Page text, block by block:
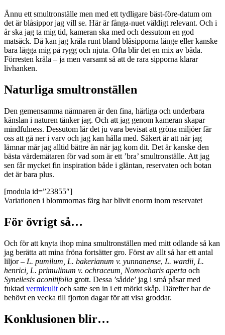
Ännu ett smultronställe men med ett tydligare bäst-före-datum om
det är blåsippor jag vill se. Här är fånga-nuet väldigt relevant. Och i
år ska jag ta mig tid, kameran ska med och dessutom en god
matsäck. Då kan jag kräla runt bland blåsipporna länge eller kanske
bara lägga mig på rygg och njuta. Ofta blir det en mix av båda.
Förresten kräla – ja men varsamt så att de rara sipporna klarar
livhanken.
Naturliga smultronställen
Den gemensamma nämnaren är den fina, härliga och underbara
känslan i naturen tänker jag. Och att jag genom kameran skapar
mindfulness. Dessutom lär det ju vara bevisat att gröna miljöer får
oss att gå ner i varv och jag kan hålla med. Säkert är att när jag
lämnar mår jag alltid bättre än när jag kom dit. Det är kanske den
bästa värdemätaren för vad som är ett ’bra’ smultronställe. Att jag
sen får mycket fin inspiration både i gläntan, reservaten och botan
det är bara plus.
[modula id=”23855″]
Variationen i blommornas färg har blivit enorm inom reservatet
För övrigt så…
Och för att knyta ihop mina smultronställen med mitt odlande så kan
jag berätta att mina fröna fortsätter gro. Först av allt så har ett antal
liljor – L. pumilum, L. bakerianum v. yunnanense, L. wardii, L.
henrici, L. primulinum v. ochraceum, Nomocharis aperta och
Syneilesis aconitifolia grott. Dessa ’sådde’ jag i små påsar med
fuktad vermiculit och satte sen in i ett mörkt skåp. Därefter har de
behövt en vecka till fjorton dagar för att visa groddar.
Konklusionen blir…